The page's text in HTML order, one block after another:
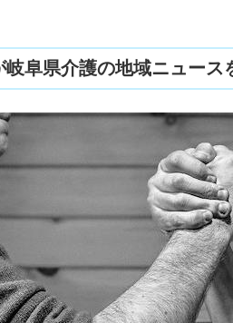
岐阜県介護の地域ニュース